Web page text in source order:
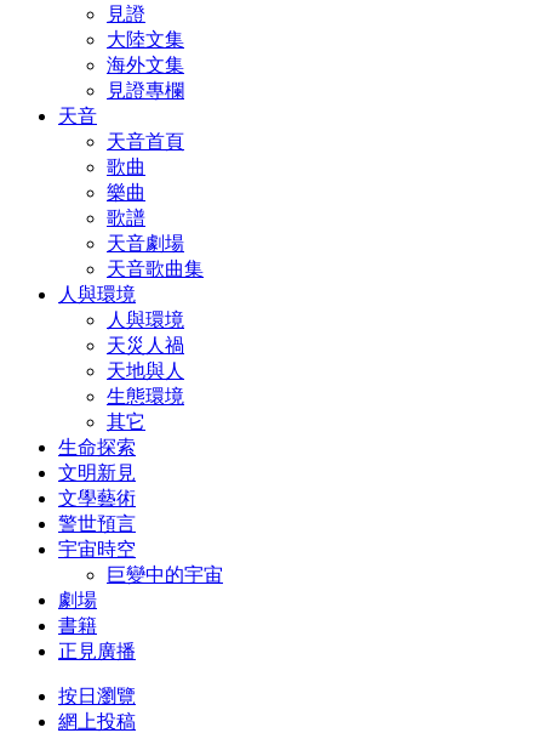
見證
大陸文集
海外文集
見證專欄
天音
天音首頁
歌曲
樂曲
歌譜
天音劇場
天音歌曲集
人與環境
人與環境
天災人禍
天地與人
生態環境
其它
生命探索
文明新見
文學藝術
警世預言
宇宙時空
巨變中的宇宙
劇場
書籍
正見廣播
按日瀏覽
網上投稿